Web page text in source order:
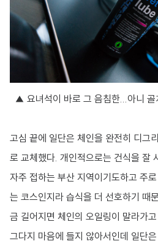
▲ 요녀석이 바로 그 음침한...아니 골
고심 끝에 일단은 체인을 완전히 디그
로 교체했다. 개인적으로는 건식을 잘
자주 접하는 부산 지역이기도하고 주
는 코스인지라 습식을 더 선호하기 때
금 길어지면 체인의 오일링이 말라가
그다지 마음에 들지 않아서인데 일단